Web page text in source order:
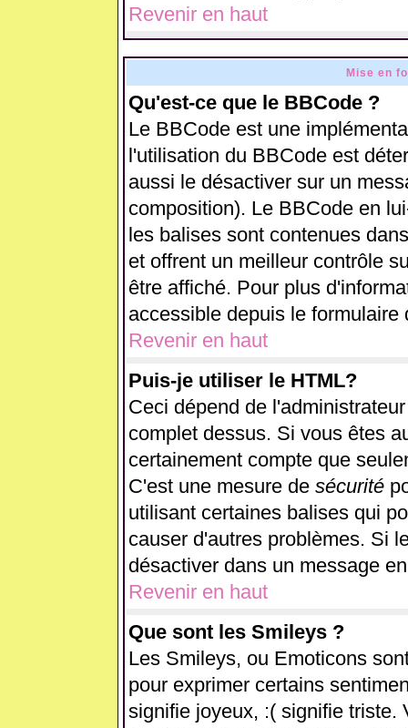
Revenir en haut
Mise en
Qu'est-ce que le BBCode ?
Le BBCode est une
l'utilisation du BBCode est
aussi le désactiver sur un
composition). Le BBCode en
les balises sont contenues
et offrent un meilleur contrôle
être affiché. Pour plus
accessible depuis le formulaire
Revenir en haut
Puis-je utiliser le HTML?
Ceci dépend de
complet dessus. Si vous êtes
certainement compte que
C'est une mesure de sécurité
utilisant certaines balises qui
causer d'autres problèmes. Si
désactiver dans un message
Revenir en haut
Que sont les Smileys ?
Les Smileys, ou Emoticons
pour exprimer certains
signifie joyeux, :( signifie triste.